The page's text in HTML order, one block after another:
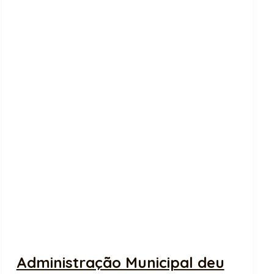
Administração Municipal deu